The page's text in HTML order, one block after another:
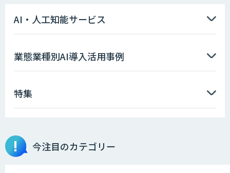
AI・人工知能サービス
業態業種別AI導入活用事例
特集
今注目のカテゴリー